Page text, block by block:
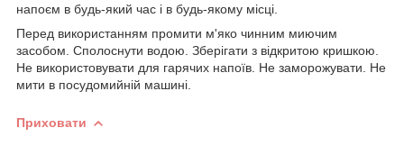
напоєм в будь-який час і в будь-якому місці.
Перед використанням промити м'яко чинним миючим
засобом. Сполоснути водою. Зберігати з відкритою кришкою.
Не використовувати для гарячих напоїв. Не заморожувати. Не
мити в посудомийній машині.
Приховати